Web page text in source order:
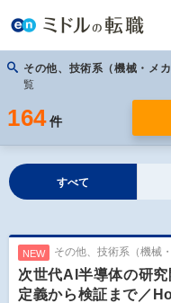
その他、技術系（機械・メ
覧
164件
すべて
NEW その他、技術系（機械
次世代AI半導体の研
定義から検証まで／